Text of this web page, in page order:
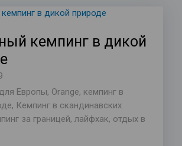
кемпинг в дикой
Европы, Orange, кемпинг в
, Кемпинг в скандинавских
за границей, лайфхак, отдых в